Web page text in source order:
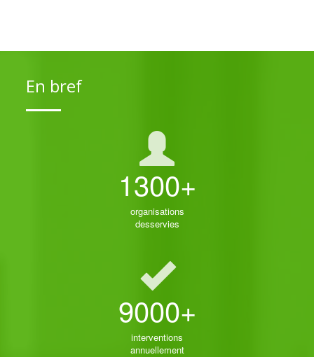
En bref
1300+
organisations
desservies
9000+
interventions
annuellement